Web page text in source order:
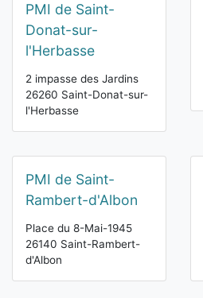
PMI de Saint-
Donat-sur-
l'Herbasse
2 impasse des Jardins
26260 Saint-Donat-sur-
l'Herbasse
PMI de Saint-
Rambert-d'Albon
Place du 8-Mai-1945
26140 Saint-Rambert-
d'Albon